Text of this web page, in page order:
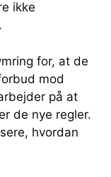
ikke
for, at de
mod
på at
de nye regler.
hvordan